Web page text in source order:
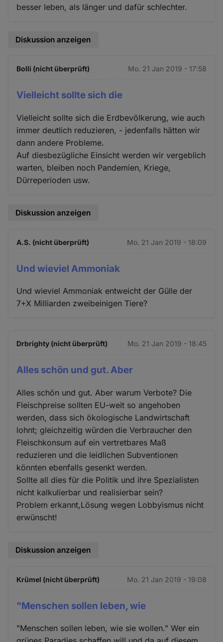
besser leben, als länger und dafür schlechter.
Diskussion anzeigen
Bolli (nicht überprüft) Mo. 21 Jan 2019 - 17:58
Vielleicht sollte sich die
Vielleicht sollte sich die Erdbevölkerung, wie auch
immer deutlich reduzieren, - jedenfalls hätten wir
dann andere Probleme.
Auf diesbezügliche Einsicht werden wir vergeblich
warten, bleiben noch Pandemien, Kriege,
Dürreperioden usw.
Diskussion anzeigen
A.S. (nicht überprüft) Mo. 21 Jan 2019 - 18:09
Und wieviel Ammoniak
Und wieviel Ammoniak entweicht der Gülle der
7+X Milliarden zweibeinigen Tiere?
Drbrighty (nicht überprüft) Mo. 21 Jan 2019 - 18:45
Alles schön und gut. Aber
Alles schön und gut. Aber warum Verbote? Die
Fleischpreise sollten EU-weit so angehoben
werden, dass sich ökologische Landwirtschaft
lohnt; gleichzeitig würden die Verbraucher den
Fleischkonsum auf ein vertretbares Maß
reduzieren und die leidlichen Subventionen
könnten ebenfalls gesenkt werden.
Sollte all dies für die Politik und ihre Spezialisten
nicht kalkulierbar und realisierbar sein?
Problem erkannt,Lösung wegen Lobbyismus nicht
erwünscht!
Diskussion anzeigen
Krümel (nicht überprüft) Mo. 21 Jan 2019 - 19:08
"Menschen sollen leben, wie
"Menschen sollen leben, wie sie wollen." Wer ein